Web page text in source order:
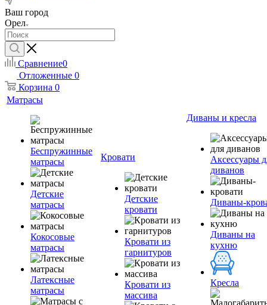
Ваш город
Орел
Сравнение0
Отложенные 0
Корзина 0
Матрасы
Беспружинные
матрасы
Детские
матрасы
Кокосовые
матрасы
Латексные
матрасы
Кровати
Детские
кровати
Кровати из
гарнитуров
Кровати из
массива
Диваны и кресла
Аксессуары
диванов
Диваны-
Диваны на
кухню
Кресла